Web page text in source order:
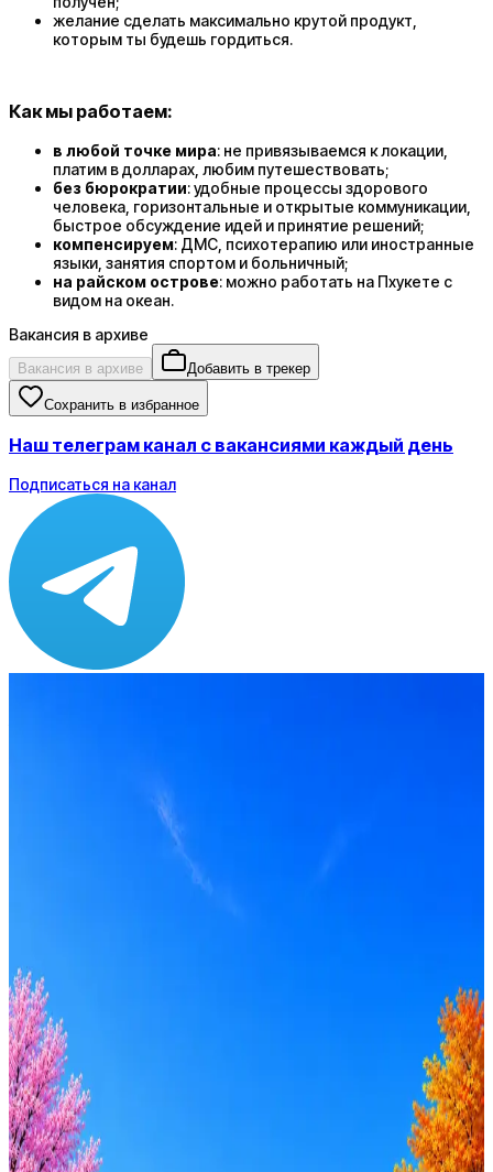
желание сделать максимально крутой продукт,
которым ты будешь гордиться.
Как мы работаем:
в любой точке мира: не привязываемся к локации,
платим в долларах, любим путешествовать;
без бюрократии: удобные процессы здорового
человека, горизонтальные и открытые коммуникации,
быстрое обсуждение идей и принятие решений;
компенсируем: ДМС, психотерапию или иностранные
языки, занятия спортом и больничный;
на райском острове: можно работать на Пхукете с
видом на океан.
Вакансия в архиве
Вакансия в архиве Добавить в трекер
Сохранить в избранное
Наш телеграм канал с вакансиями каждый день
Подписаться на канал
Оффер быстрее с Эйч